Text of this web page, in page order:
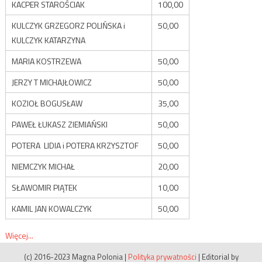
KACPER STAROŚCIAK
100,00
KULCZYK GRZEGORZ POLIŃSKA i
KULCZYK KATARZYNA
50,00
MARIA KOSTRZEWA
50,00
JERZY T MICHAJŁOWICZ
50,00
KOZIOŁ BOGUSŁAW
35,00
PAWEŁ ŁUKASZ ZIEMIAŃSKI
50,00
POTERA LIDIA i POTERA KRZYSZTOF
50,00
NIEMCZYK MICHAŁ
20,00
SŁAWOMIR PIĄTEK
10,00
KAMIL JAN KOWALCZYK
50,00
Więcej...
(c) 2016-2023 Magna Polonia | Polityka prywatności | Editorial by